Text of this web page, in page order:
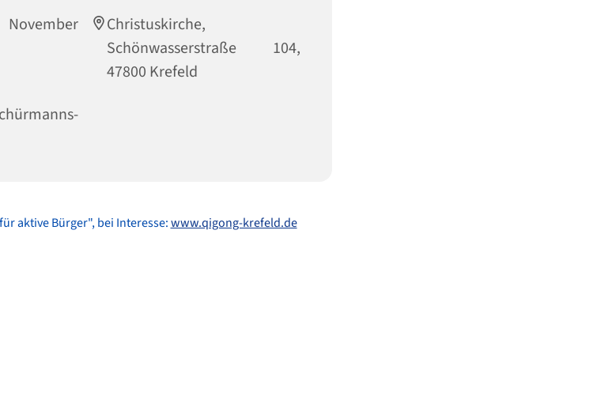
Christuskirche,
Schönwasserstraße 104,
47800 Krefeld
aktive Bürger", bei Interesse:www.qigong-krefeld.de